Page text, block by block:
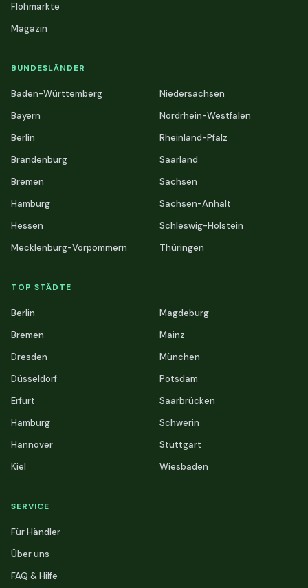
Flohmärkte
Magazin
BUNDESLÄNDER
Baden-Württemberg
Bayern
Berlin
Brandenburg
Bremen
Hamburg
Hessen
Mecklenburg-Vorpommern
Niedersachsen
Nordrhein-Westfalen
Rheinland-Pfalz
Saarland
Sachsen
Sachsen-Anhalt
Schleswig-Holstein
Thüringen
TOP STÄDTE
Berlin
Bremen
Dresden
Düsseldorf
Erfurt
Hamburg
Hannover
Kiel
Magdeburg
Mainz
München
Potsdam
Saarbrücken
Schwerin
Stuttgart
Wiesbaden
SERVICE
Für Händler
Über uns
FAQ & Hilfe